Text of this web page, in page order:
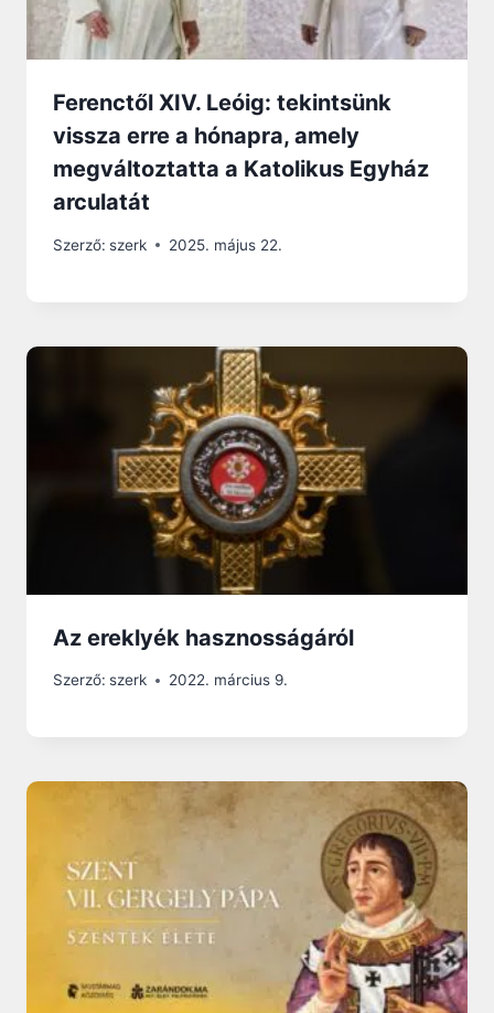
Ferenctől XIV. Leóig: tekintsünk
vissza erre a hónapra, amely
megváltoztatta a Katolikus Egyház
arculatát
Szerző: szerk 2025. május 22.
Az ereklyék hasznosságáról
Szerző: szerk 2022. március 9.